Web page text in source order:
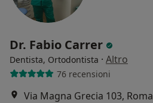
Dr. Fabio Carrer
Dentista, Ortodontista · Altro
76 recensioni
Via Magna Grecia 103, Roma